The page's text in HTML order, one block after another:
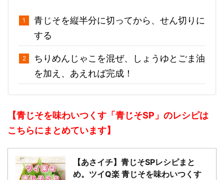
青じそを縦半分に切ってから、せん切りに
する
ちりめんじゃこを混ぜ、しょうゆとごま油
を加え、あえれば完成！
【青じそを味わいつくす「青じそSP」のレシピは
こちらにまとめています】
【あさイチ】青じそSPレシピまと
め。ツイQ楽 青じそを味わいつくす